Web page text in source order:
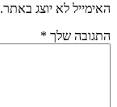
האימייל לא יוצג באתר.
התגובה שלך *